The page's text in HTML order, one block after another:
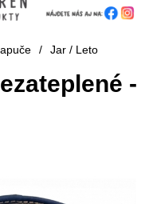
/ Jar / Leto
-